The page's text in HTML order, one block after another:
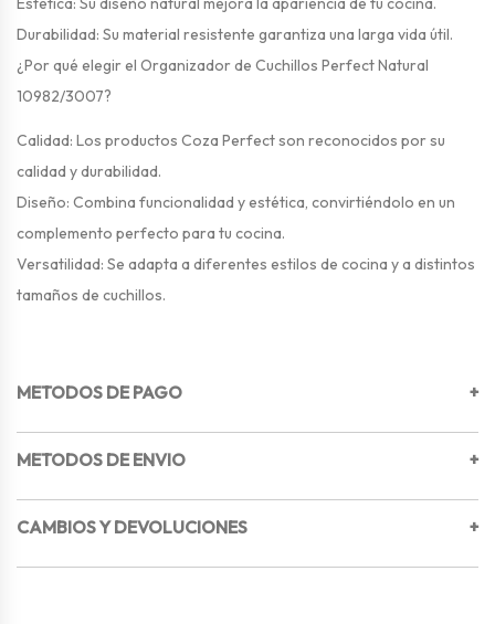
Durabilidad: Su material resistente garantiza una larga vida útil.
¿Por qué elegir el Organizador de Cuchillos Perfect Natural
10982/3007?
Calidad: Los productos Coza Perfect son reconocidos por su
calidad y durabilidad.
Diseño: Combina funcionalidad y estética, convirtiéndolo en un
complemento perfecto para tu cocina.
Versatilidad: Se adapta a diferentes estilos de cocina y a distintos
tamaños de cuchillos.
METODOS DE PAGO +
METODOS DE ENVIO +
CAMBIOS Y DEVOLUCIONES +